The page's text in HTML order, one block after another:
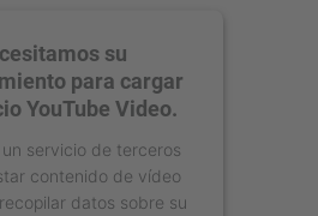
su
para cargar
YouTube Video.
servicio de terceros
contenido de vídeo
datos sobre su